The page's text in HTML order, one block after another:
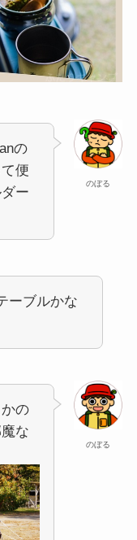
のぼる
の
て便
ー
ーブルかな
のぼる
かの
な